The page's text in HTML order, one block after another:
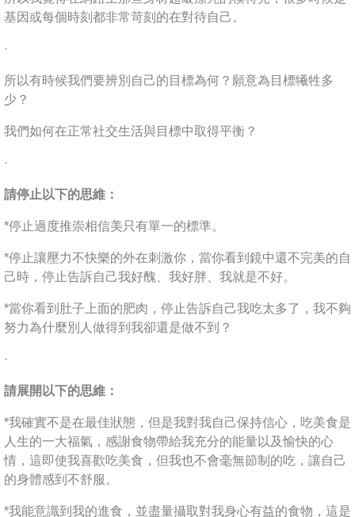
基因或每個時刻都非常苛刻的在對待自己。
·
所以有時候我們要辨別自己的目標為何？願意為目標犧牲多
少？
我們如何在正常社交生活與目標中取得平衡？
·
請停止以下的思維：
*停止過度推崇相信美只有單一的標準。
*停止讓壓力不快樂的外在刺激你，當你看到鏡中還不完美的自
己時，停止告訴自己我好醜、我好胖、我就是不好。
*當你看到肚子上面的肥肉，停止告訴自己我吃太多了，我不夠
努力為什麼別人做得到我卻還是做不到？
·
請展開以下的思維：
*我確實不是在最佳狀態，但是我對我自己保持信心，吃美食是
人生的一大福氣，感謝食物帶給我充分的能量以及愉快的心
情，這即使我喜歡吃美食，但我也不會毫無節制的吃，讓自己
的身體感到不舒服。
*我能意識到我的進食，並盡量攝取對我身心有益的食物，這是